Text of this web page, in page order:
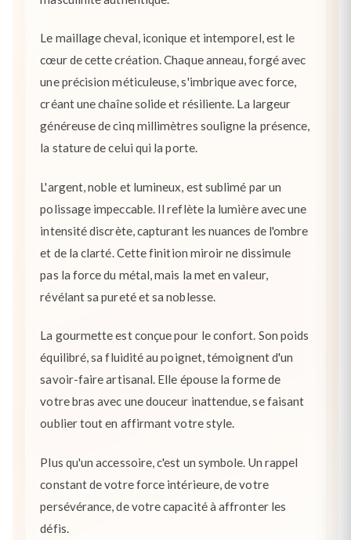
Le maillage cheval, iconique et intemporel, est le
cœur de cette création. Chaque anneau, forgé avec
une précision méticuleuse, s'imbrique avec force,
créant une chaîne solide et résiliente. La largeur
généreuse de cinq millimètres souligne la présence,
la stature de celui qui la porte.
L'argent, noble et lumineux, est sublimé par un
polissage impeccable. Il reflète la lumière avec une
intensité discrète, capturant les nuances de l'ombre
et de la clarté. Cette finition miroir ne dissimule
pas la force du métal, mais la met en valeur,
révélant sa pureté et sa noblesse.
La gourmette est conçue pour le confort. Son poids
équilibré, sa fluidité au poignet, témoignent d'un
savoir-faire artisanal. Elle épouse la forme de
votre bras avec une douceur inattendue, se faisant
oublier tout en affirmant votre style.
Plus qu'un accessoire, c'est un symbole. Un rappel
constant de votre force intérieure, de votre
persévérance, de votre capacité à affronter les
défis.